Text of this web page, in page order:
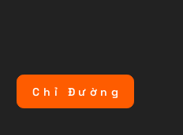
C h ỉ Đ ư ờ n g